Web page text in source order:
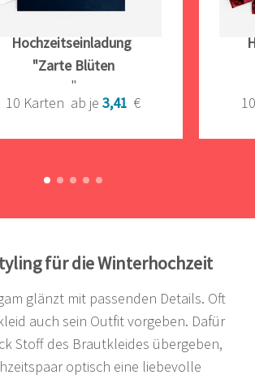
Hochzeitseinladung
"Zarte Blüten
"
10 Karten ab je 3,41 €
für die Winterhochzeit
glänzt mit passenden Details. Oft
auch sein Outfit vorgeben. Dafür
Stoff des Brautkleides übergeben,
optisch eine liebevolle